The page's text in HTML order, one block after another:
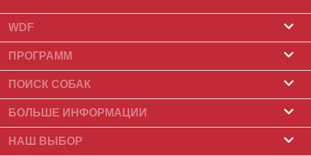
WDF
О нас
Что такое World Dog Finder
Какие ассоциации мы принимаем?
Контакт
Наши партнеры
ПРОГРАММ
Программа заводчиков
Программа для грумеров
ПОИСК СОБАК
Питомники
Купить собаку
Найти помет
БОЛЬШЕ ИНФОРМАЦИИ
Породы собак
НАШ ВЫБОР